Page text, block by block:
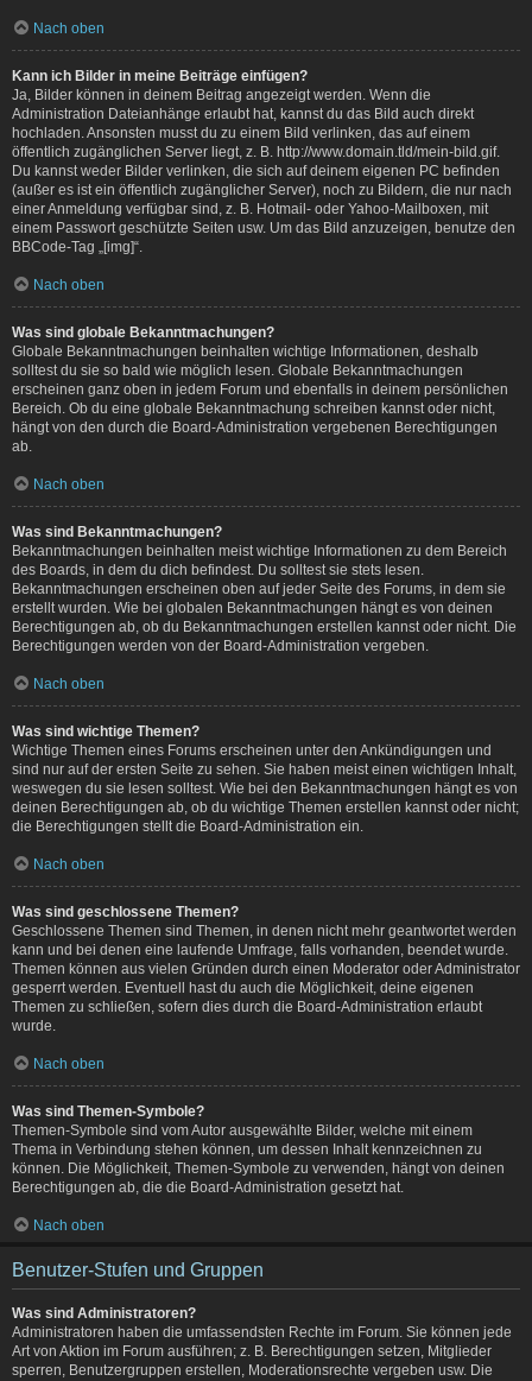
Nach oben
Kann ich Bilder in meine Beiträge einfügen?
Ja, Bilder können in deinem Beitrag angezeigt werden. Wenn die
Administration Dateianhänge erlaubt hat, kannst du das Bild auch direkt
hochladen. Ansonsten musst du zu einem Bild verlinken, das auf einem
öffentlich zugänglichen Server liegt, z. B. http://www.domain.tld/mein-bild.gif.
Du kannst weder Bilder verlinken, die sich auf deinem eigenen PC befinden
(außer es ist ein öffentlich zugänglicher Server), noch zu Bildern, die nur nach
einer Anmeldung verfügbar sind, z. B. Hotmail- oder Yahoo-Mailboxen, mit
einem Passwort geschützte Seiten usw. Um das Bild anzuzeigen, benutze den
BBCode-Tag „[img]“.
Nach oben
Was sind globale Bekanntmachungen?
Globale Bekanntmachungen beinhalten wichtige Informationen, deshalb
solltest du sie so bald wie möglich lesen. Globale Bekanntmachungen
erscheinen ganz oben in jedem Forum und ebenfalls in deinem persönlichen
Bereich. Ob du eine globale Bekanntmachung schreiben kannst oder nicht,
hängt von den durch die Board-Administration vergebenen Berechtigungen
ab.
Nach oben
Was sind Bekanntmachungen?
Bekanntmachungen beinhalten meist wichtige Informationen zu dem Bereich
des Boards, in dem du dich befindest. Du solltest sie stets lesen.
Bekanntmachungen erscheinen oben auf jeder Seite des Forums, in dem sie
erstellt wurden. Wie bei globalen Bekanntmachungen hängt es von deinen
Berechtigungen ab, ob du Bekanntmachungen erstellen kannst oder nicht. Die
Berechtigungen werden von der Board-Administration vergeben.
Nach oben
Was sind wichtige Themen?
Wichtige Themen eines Forums erscheinen unter den Ankündigungen und
sind nur auf der ersten Seite zu sehen. Sie haben meist einen wichtigen Inhalt,
weswegen du sie lesen solltest. Wie bei den Bekanntmachungen hängt es von
deinen Berechtigungen ab, ob du wichtige Themen erstellen kannst oder nicht;
die Berechtigungen stellt die Board-Administration ein.
Nach oben
Was sind geschlossene Themen?
Geschlossene Themen sind Themen, in denen nicht mehr geantwortet werden
kann und bei denen eine laufende Umfrage, falls vorhanden, beendet wurde.
Themen können aus vielen Gründen durch einen Moderator oder Administrator
gesperrt werden. Eventuell hast du auch die Möglichkeit, deine eigenen
Themen zu schließen, sofern dies durch die Board-Administration erlaubt
wurde.
Nach oben
Was sind Themen-Symbole?
Themen-Symbole sind vom Autor ausgewählte Bilder, welche mit einem
Thema in Verbindung stehen können, um dessen Inhalt kennzeichnen zu
können. Die Möglichkeit, Themen-Symbole zu verwenden, hängt von deinen
Berechtigungen ab, die die Board-Administration gesetzt hat.
Nach oben
Benutzer-Stufen und Gruppen
Was sind Administratoren?
Administratoren haben die umfassendsten Rechte im Forum. Sie können jede
Art von Aktion im Forum ausführen; z. B. Berechtigungen setzen, Mitglieder
sperren, Benutzergruppen erstellen, Moderationsrechte vergeben usw. Die